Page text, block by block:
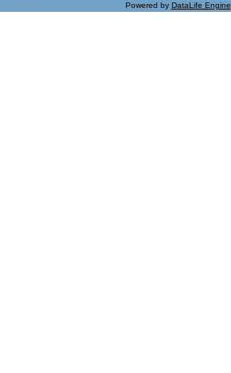
Powered by DataLife Engine